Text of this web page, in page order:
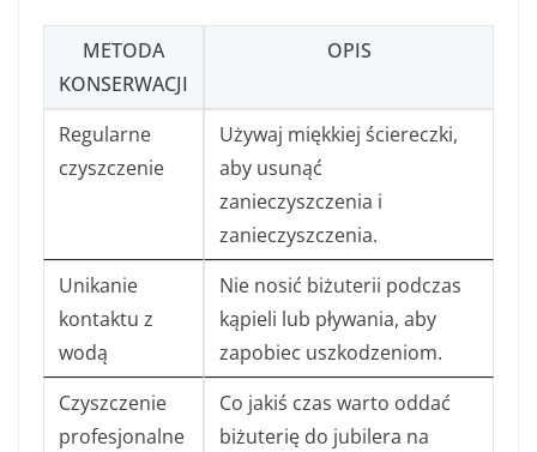
METODA
KONSERWACJI
OPIS
Regularne
czyszczenie
Używaj miękkiej ściereczki,
aby usunąć
zanieczyszczenia i
zanieczyszczenia.
Unikanie
kontaktu z
wodą
Nie nosić biżuterii podczas
kąpieli lub pływania, aby
zapobiec uszkodzeniom.
Czyszczenie
profesjonalne
Co jakiś czas warto oddać
biżuterię do jubilera na